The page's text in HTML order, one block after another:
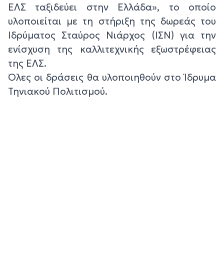
ΕΛΣ ταξιδεύει στην Ελλάδα», το οποίο
υλοποιείται με τη στήριξη της δωρεάς του
Ιδρύματος Σταύρος Νιάρχος (ΙΣΝ) για την
ενίσχυση της καλλιτεχνικής εξωστρέφειας
της ΕΛΣ.
Όλες οι δράσεις θα υλοποιηθούν στο Ίδρυμα
Τηνιακού Πολιτισμού.